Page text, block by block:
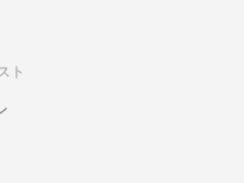
ト